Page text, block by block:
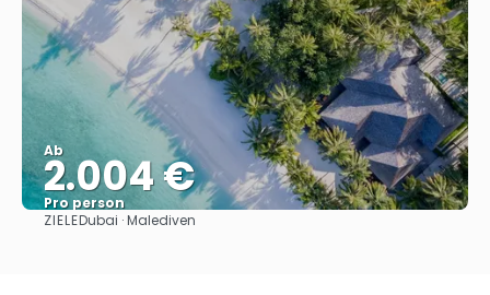
Ab
2.004 €
Pro person
ZIELEDubai · Malediven